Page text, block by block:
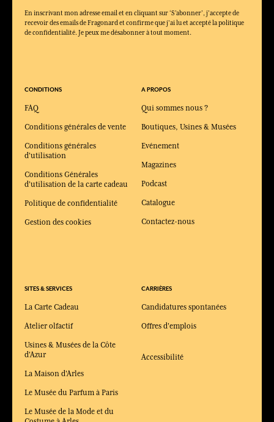
En inscrivant mon adresse email et en cliquant sur ‘S’abonner’, j'accepte de
recevoir des emails de Fragonard et confirme que j'ai lu et accepté la politique
de confidentialité. Je peux me désabonner à tout moment.
CONDITIONS
FAQ
Conditions générales de vente
Conditions générales
d'utilisation
Conditions Générales
d'utilisation de la carte cadeau
Politique de confidentialité
Gestion des cookies
SITES & SERVICES
La Carte Cadeau
Atelier olfactif
Usines & Musées de la Côte
d'Azur
La Maison d'Arles
Le Musée du Parfum à Paris
Le Musée de la Mode et du
A PROPOS
Qui sommes nous ?
Boutiques, Usines & Musées
Evénement
Magazines
Podcast
Catalogue
Contactez-nous
CARRIÈRES
Candidatures spontanées
Offres d'emplois
Accessibilité